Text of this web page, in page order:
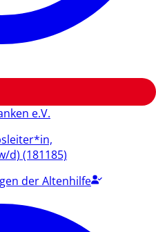
e.V.
d) (181185)
der Altenhilfe